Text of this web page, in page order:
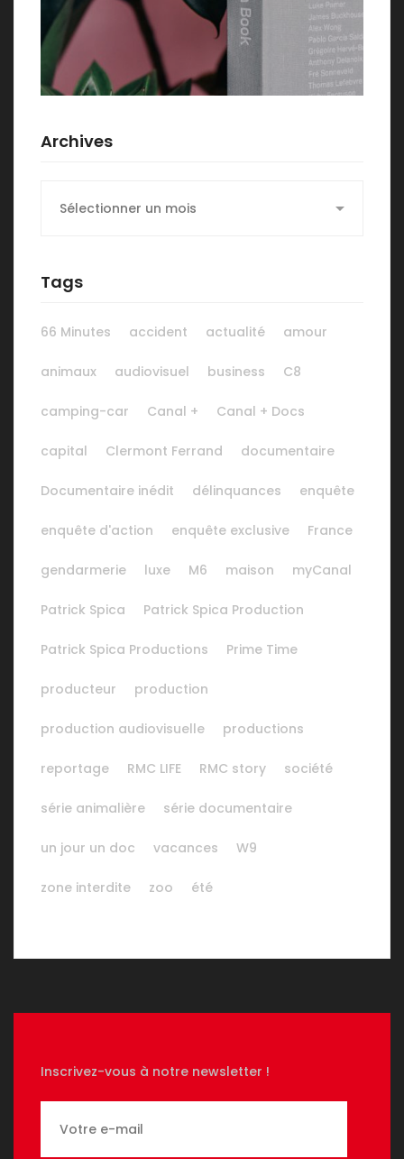
Archives
Tags
66 Minutes accident actualité amour
animaux audiovisuel business C8
camping-car Canal + Canal + Docs
capital Clermont Ferrand documentaire
Documentaire inédit délinquances enquête
enquête d'action enquête exclusive France
gendarmerie luxe M6 maison myCanal
Patrick Spica Patrick Spica Production
Patrick Spica Productions Prime Time
producteur production
production audiovisuelle productions
reportage RMC LIFE RMC story société
série animalière série documentaire
un jour un doc vacances W9
zone interdite zoo été
Inscrivez-vous à notre newsletter !